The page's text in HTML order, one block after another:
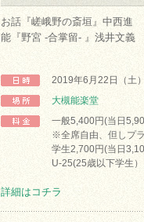
お話『嵯峨野の斎垣』中西進
能『野宮 -合掌留- 』浅井文義
2019年6月22日（土
大槻能楽堂
一般5,400円(当日
※全席自由、但しプ
学生2,700円(当日
U-25(25歳以下学生
詳細はコチラ